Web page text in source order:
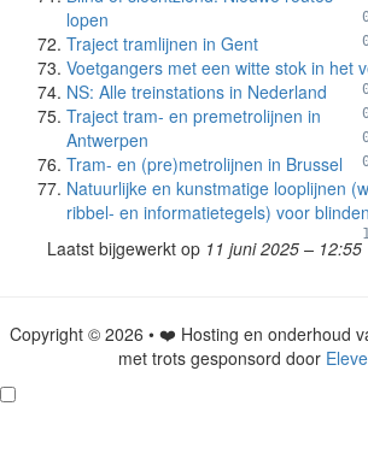
lopen
Traject tramlijnen in Gent
Voetgangers met een witte stok in het
NS: Alle treinstations in Nederland
Traject tram- en premetrolijnen in
Antwerpen
Tram- en (pre)metrolijnen in Brussel
Natuurlijke en kunstmatige looplijnen
ribbel- en informatietegels) voor
Laatst bijgewerkt op 11 juni 2025 – 12:55
Copyright © 2026 • ❤️ Hosting en onderhoud
met trots gesponsord door